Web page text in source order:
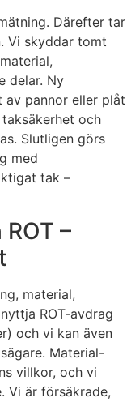
Därefter tar
Vi skyddar tomt
delar. Ny
av pannor eller plåt
och
Slutligen görs
med
tak –
–
material,
ROT-avdrag
och vi kan även
Material-
villkor, och vi
Vi är försäkrade,